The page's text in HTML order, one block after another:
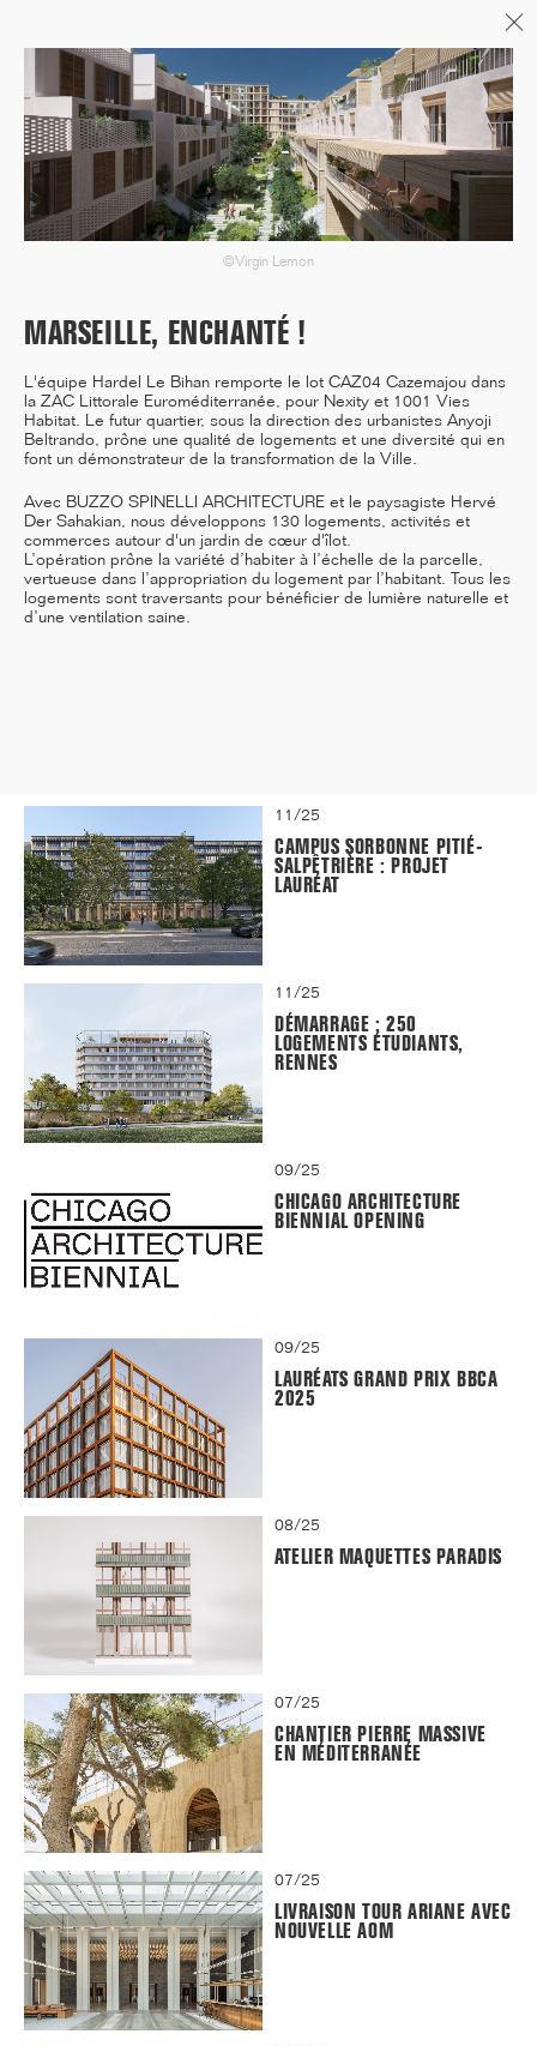
06/26
A+AWARDS WINNER
INAUGURATION ZANNIER
HOTELS BENDOR
04/26
FIN DE GROS ŒUVRE PORTE DE
SAINT-OUEN
11/25
CAMPUS SORBONNE PITIÉ-
SALPÊTRIÈRE : PROJET
LAURÉAT
11/25
DÉMARRAGE : 250
LOGEMENTS ÉTUDIANTS,
RENNES
09/25
CHICAGO ARCHITECTURE
BIENNIAL OPENING
09/25
LAURÉATS GRAND PRIX BBCA
2025
08/25
ATELIER MAQUETTES PARADIS
07/25
CHANTIER PIERRE MASSIVE
EN MÉDITERRANÉE
07/25
LIVRAISON TOUR ARIANE AVEC
NOUVELLE AOM
©Virgin Lemon
MARSEILLE, ENCHANTÉ !
L'équipe Hardel Le Bihan remporte le lot CAZ04 Cazemajou dans
la ZAC Littorale Euroméditerranée, pour Nexity et 1001 Vies
Habitat. Le futur quartier, sous la direction des urbanistes Anyoji
Beltrando, prône une qualité de logements et une diversité qui en
font un démonstrateur de la transformation de la Ville.
Avec BUZZO SPINELLI ARCHITECTURE et le paysagiste Hervé
Der Sahakian, nous développons 130 logements, activités et
commerces autour d'un jardin de cœur d'îlot.
L’opération prône la variété d’habiter à l’échelle de la parcelle,
vertueuse dans l’appropriation du logement par l’habitant. Tous les
logements sont traversants pour bénéficier de lumière naturelle et
d’une ventilation saine.